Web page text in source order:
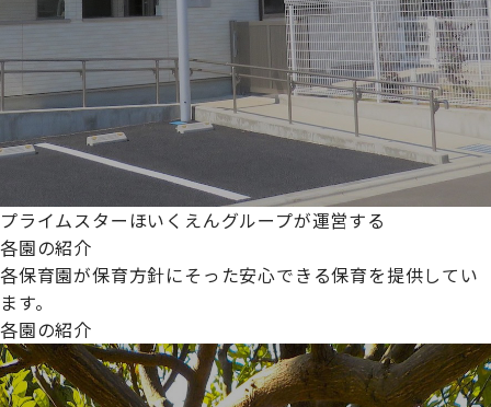
プライムスターほいくえんグループが運営する
各園の紹介
各保育園が保育方針にそった安心できる保育を提供してい
ます。
各園の紹介